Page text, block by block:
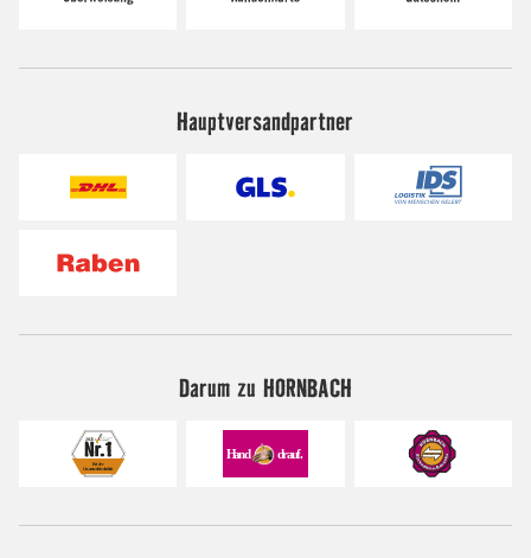
Hauptversandpartner
Darum zu HORNBACH